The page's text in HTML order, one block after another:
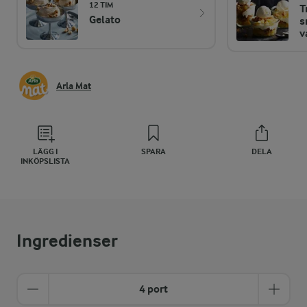
12 TIM
Gelato
Arla Mat
LÄGG I
INKÖPSLISTA
SPARA DELA
Ingredienser
4 port